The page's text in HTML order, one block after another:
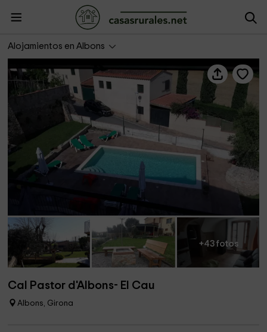
Alojamientos en Albons
Cal Pastor d'Albons- El Cau
+43 fotos
Cal Pastor d'Albons- El Cau
Albons, Girona